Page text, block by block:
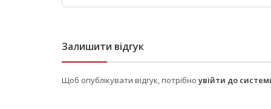
Залишити відгук
Щоб опублікувати відгук, потрібно увійти до